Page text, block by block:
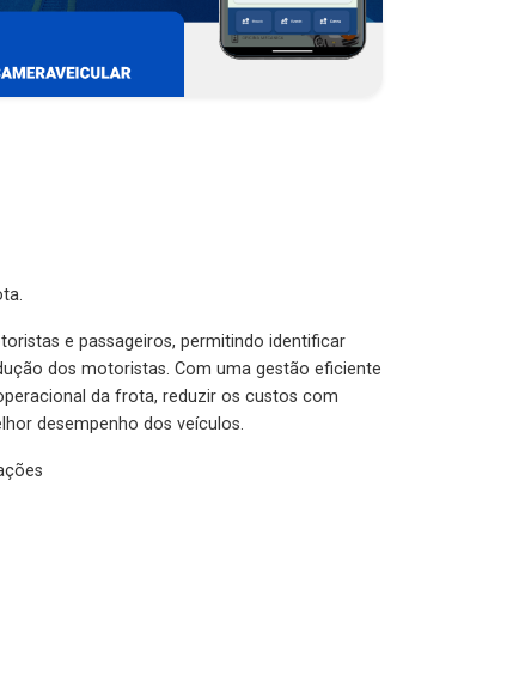
e passageiros, permitindo identificar
dos motoristas. Com uma gestão eficiente
da frota, reduzir os custos com
desempenho dos veículos.